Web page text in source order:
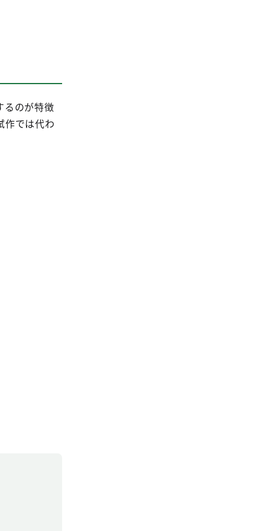
るのが特徴
作では代わ